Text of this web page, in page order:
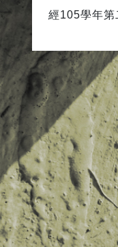
經105學年第